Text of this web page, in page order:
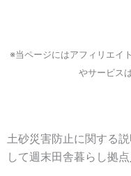
※当ページにはアフィリエイ
やサービス
土砂災害防止に関する
して週末田舎暮らし拠点